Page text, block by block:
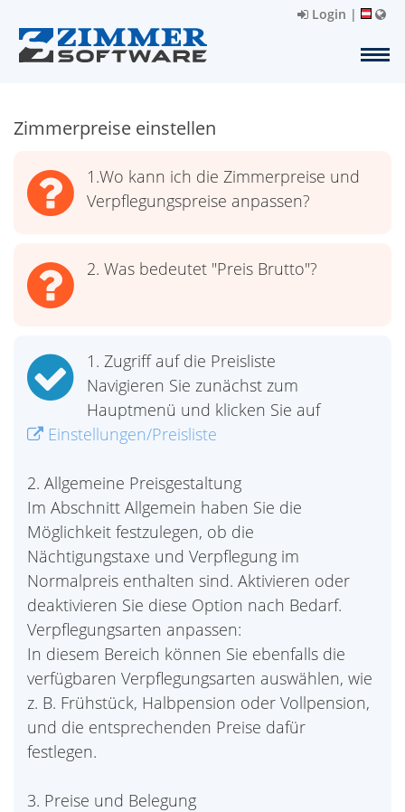
Login |
Zimmerpreise einstellen
1.Wo kann ich die Zimmerpreise und
Verpflegungspreise anpassen?
2. Was bedeutet "Preis Brutto"?
1. Zugriff auf die Preisliste
Navigieren Sie zunächst zum
Hauptmenü und klicken Sie auf
Einstellungen/Preisliste
2. Allgemeine Preisgestaltung
Im Abschnitt Allgemein haben Sie die
Möglichkeit festzulegen, ob die
Nächtigungstaxe und Verpflegung im
Normalpreis enthalten sind. Aktivieren oder
deaktivieren Sie diese Option nach Bedarf.
Verpflegungsarten anpassen:
In diesem Bereich können Sie ebenfalls die
verfügbaren Verpflegungsarten auswählen, wie
z. B. Frühstück, Halbpension oder Vollpension,
und die entsprechenden Preise dafür
festlegen.
3. Preise und Belegung